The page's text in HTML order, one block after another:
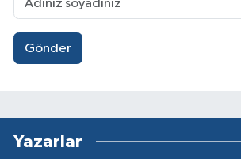
Gönder
Yazarlar